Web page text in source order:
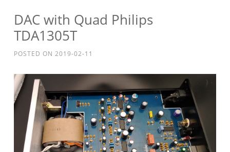
DAC with Quad Philips
TDA1305T
POSTED ON 2019-02-11